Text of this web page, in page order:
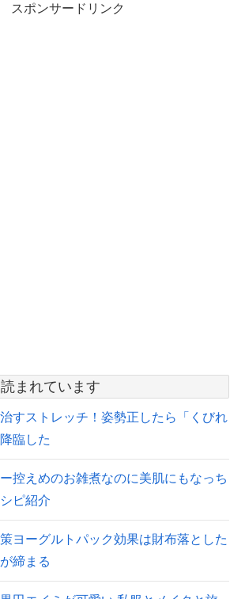
スポンサードリンク
まれています
すストレッチ！姿勢正したら「くびれ
臨した
控えめのお雑煮なのに美肌にもなっち
ピ紹介
ヨーグルトパック効果は財布落とした
締まる